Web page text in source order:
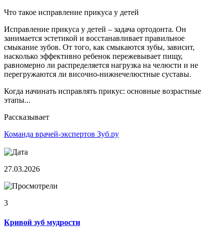
Что такое исправление прикуса у детей
Исправление прикуса у детей – задача ортодонта. Он
занимается эстетикой и восстанавливает правильное
смыкание зубов. От того, как смыкаются зубы, зависит,
насколько эффективно ребенок пережевывает пищу,
равномерно ли распределяется нагрузка на челюсти и не
перегружаются ли височно-нижнечелюстные суставы.
Когда начинать исправлять прикус: основные возрастные
этапы...
Рассказывает
Команда врачей-экспертов Зуб.ру
27.03.2026
3
Кривой зуб мудрости